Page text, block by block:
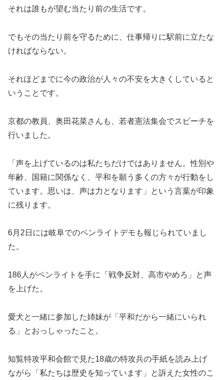
それは誰もが望む当たり前の生活です。
でもその当たり前を守るために、仕事帰りに駅前に立たな
ければならない。
それほどまでに今の政治が人々の不安を大きくしていると
いうことです。
京都の教員、奥田花菜さんも、若者憲法集会でスピーチを
行いました。
「声を上げているのは私たちだけではありません。性別や
年齢、国籍に関係なく、平和を願う多くの方々が行動をし
ています。思いは、声は力となります」という言葉が印象
に残ります。
6月2日には岐阜でのペンライトデモも報じられていまし
た。
186人がペンライトを手に「戦争反対、高市やめろ」と声
を上げた。
愛犬と一緒に参加した姉妹が「平和だから一緒にいられ
る」とおっしゃったこと。
知覧特攻平和会館で見た18歳の特攻兵の手紙を読み上げ
ながら「私たちは歴史を知っています」と訴えた女性のこ